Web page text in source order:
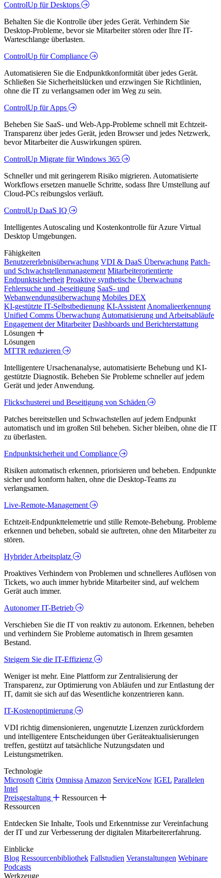
ControlUp für Desktops
Behalten Sie die Kontrolle über jedes Gerät. Verhindern Sie
Desktop-Probleme, bevor sie Mitarbeiter stören oder Ihre IT-
Warteschlange überlasten.
ControlUp für Compliance
Automatisieren Sie die Endpunktkonformität über jedes Gerät.
Schließen Sie Sicherheitslücken und erzwingen Sie Richtlinien,
ohne die IT zu verlangsamen oder im Weg zu sein.
ControlUp für Apps
Beheben Sie SaaS- und Web-App-Probleme schnell mit Echtzeit-
Transparenz über jedes Gerät, jeden Browser und jedes Netzwerk,
bevor Mitarbeiter die Auswirkungen spüren.
ControlUp Migrate für Windows 365
Schneller und mit geringerem Risiko migrieren. Automatisierte
Workflows ersetzen manuelle Schritte, sodass Ihre Umstellung auf
Cloud-PCs reibungslos verläuft.
ControlUp DaaS IQ
Intelligentes Autoscaling und Kostenkontrolle für Azure Virtual
Desktop Umgebungen.
Fähigkeiten
Benutzererlebnisüberwachung VDI & DaaS Überwachung Patch-
und Schwachstellenmanagement Mitarbeiterorientierte
Endpunktsicherheit Proaktive synthetische Überwachung
Fehlersuche und -beseitigung SaaS- und
Webanwendungsüberwachung Mobiles DEX
KI-gestützte IT-Selbstbedienung KI-Assistent Anomalieerkennung
Unified Comms Überwachung Automatisierung und Arbeitsabläufe
Engagement der Mitarbeiter Dashboards und Berichterstattung
Lösungen
Lösungen
MTTR reduzieren
Intelligentere Ursachenanalyse, automatisierte Behebung und KI-
gestützte Diagnostik. Beheben Sie Probleme schneller auf jedem
Gerät und jeder Anwendung.
Flickschusterei und Beseitigung von Schäden
Patches bereitstellen und Schwachstellen auf jedem Endpunkt
automatisch und im großen Stil beheben. Sicher bleiben, ohne die IT
zu überlasten.
Endpunktsicherheit und Compliance
Risiken automatisch erkennen, priorisieren und beheben. Endpunkte
sicher und konform halten, ohne die Desktop-Teams zu
verlangsamen.
Live-Remote-Management
Echtzeit-Endpunkttelemetrie und stille Remote-Behebung. Probleme
erkennen und beheben, sobald sie auftreten, ohne den Mitarbeiter zu
stören.
Hybrider Arbeitsplatz
Proaktives Verhindern von Problemen und schnelleres Auflösen von
Tickets, wo auch immer hybride Mitarbeiter sind, auf welchem
Gerät auch immer.
Autonomer IT-Betrieb
Verschieben Sie die IT von reaktiv zu autonom. Erkennen, beheben
und verhindern Sie Probleme automatisch in Ihrem gesamten
Bestand.
Steigern Sie die IT-Effizienz
Weniger ist mehr. Eine Plattform zur Zentralisierung der
Transparenz, zur Optimierung von Abläufen und zur Entlastung der
IT, damit sie sich auf das Wesentliche konzentrieren kann.
IT-Kostenoptimierung
VDI richtig dimensionieren, ungenutzte Lizenzen zurückfordern
und intelligentere Entscheidungen über Geräteaktualisierungen
treffen, gestützt auf tatsächliche Nutzungsdaten und
Leistungsmetriken.
Technologie
Microsoft Citrix Omnissa Amazon ServiceNow IGEL Parallelen
Intel
Preisgestaltung
Ressourcen
Ressourcen
Entdecken Sie Inhalte, Tools und Erkenntnisse zur Vereinfachung
der IT und zur Verbesserung der digitalen Mitarbeitererfahrung.
Einblicke
Blog Ressourcenbibliothek Fallstudien Veranstaltungen Webinare
Podcasts
Werkzeuge